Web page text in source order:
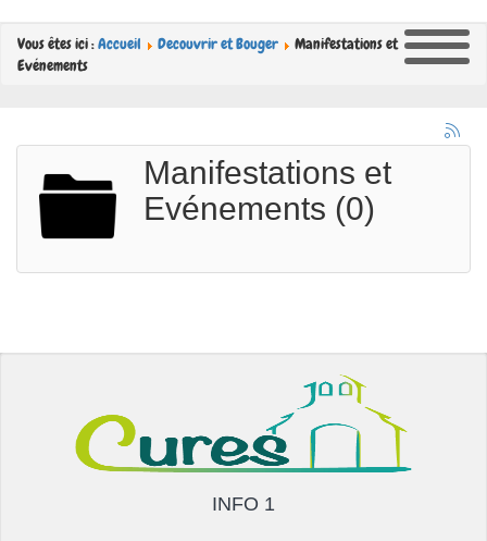
Vous êtes ici :Accueil Decouvrir et Bouger
Manifestations et
Evénements
Manifestations et
Evénements (0)
INFO 1